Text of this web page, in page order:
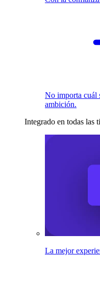
No importa cuál
ambición.
Integrado en todas las
La mejor